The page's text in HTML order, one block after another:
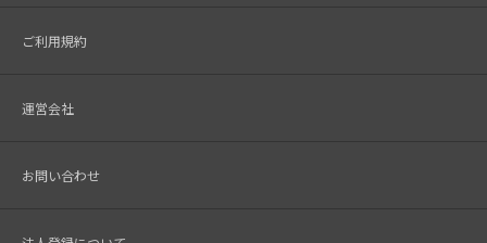
ご利用規約
運営会社
お問い合わせ